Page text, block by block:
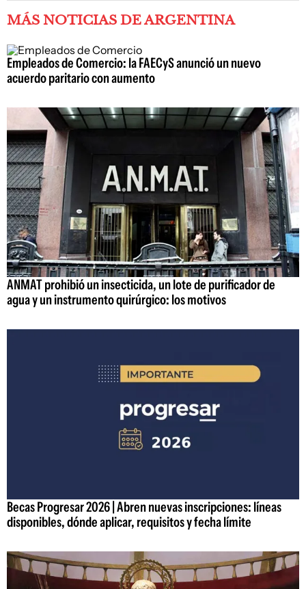
MÁS NOTICIAS DE ARGENTINA
Empleados de Comercio: la FAECyS anunció un nuevo
acuerdo paritario con aumento
ANMAT prohibió un insecticida, un lote de purificador de
agua y un instrumento quirúrgico: los motivos
Becas Progresar 2026 | Abren nuevas inscripciones: líneas
disponibles, dónde aplicar, requisitos y fecha límite